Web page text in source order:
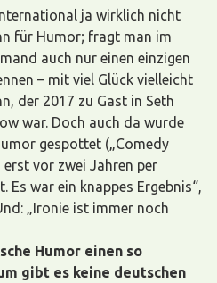
ja wirklich nicht
für Humor; fragt man im
auch nur einen einzigen
– mit viel Glück vielleicht
der 2017 zu Gast in Seth
war. Doch auch da wurde
gespottet („Comedy
vor zwei Jahren per
Es war ein knappes Ergebnis“,
„Ironie ist immer noch
Humor einen so
gibt es keine deutschen